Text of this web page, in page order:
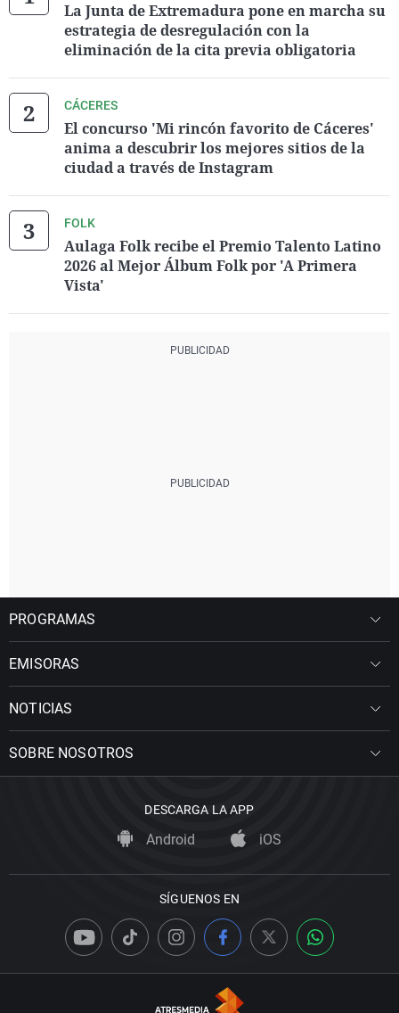
La Junta de Extremadura pone en marcha su
estrategia de desregulación con la
eliminación de la cita previa obligatoria
CÁCERES
El concurso 'Mi rincón favorito de Cáceres'
anima a descubrir los mejores sitios de la
ciudad a través de Instagram
FOLK
Aulaga Folk recibe el Premio Talento Latino
2026 al Mejor Álbum Folk por 'A Primera
Vista'
PROGRAMAS
EMISORAS
NOTICIAS
SOBRE NOSOTROS
DESCARGA LA APP
Android iOS
SÍGUENOS EN